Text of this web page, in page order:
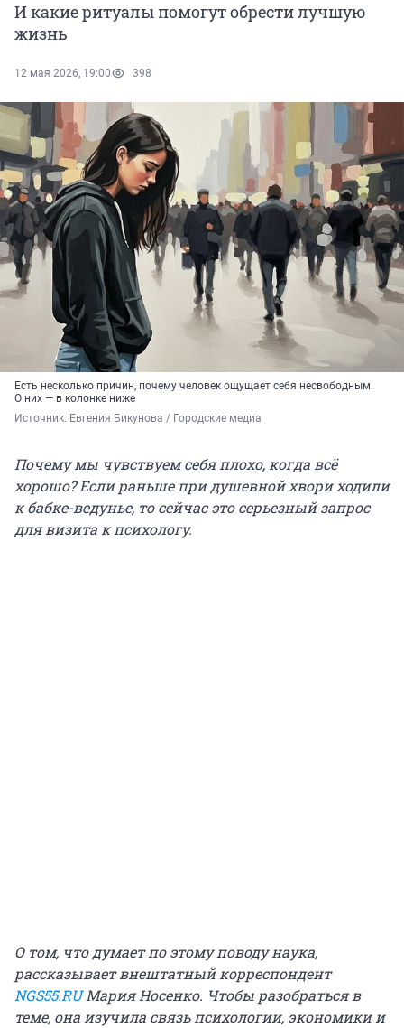
И какие ритуалы помогут обрести лучшую
жизнь
12 мая 2026, 19:00 398
Есть несколько причин, почему человек ощущает себя несвободным.
О них — в колонке ниже
Источник: Евгения Бикунова / Городские медиа
Почему мы чувствуем себя плохо, когда всё
хорошо? Если раньше при душевной хвори ходили
к бабке-ведунье, то сейчас это серьезный запрос
для визита к психологу.
О том, что думает по этому поводу наука,
рассказывает внештатный корреспондент
NGS55.RUМария Носенко. Чтобы разобраться в
теме, она изучила связь психологии, экономики и